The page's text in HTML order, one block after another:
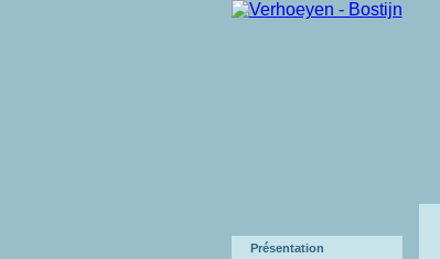
Présentation